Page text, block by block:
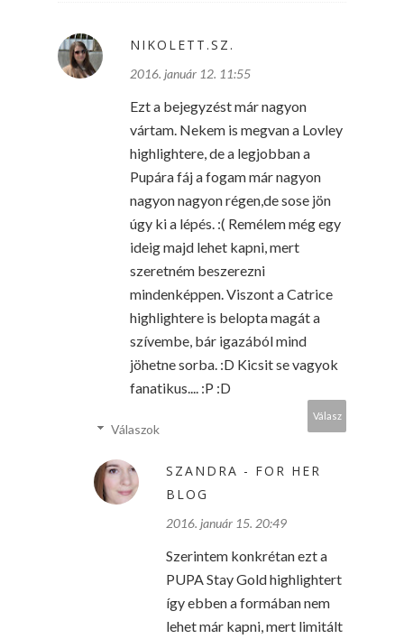
NIKOLETT.SZ.
2016. január 12. 11:55
Ezt a bejegyzést már nagyon
vártam. Nekem is megvan a Lovley
highlightere, de a legjobban a
Pupára fáj a fogam már nagyon
nagyon nagyon régen,de sose jön
úgy ki a lépés. :( Remélem még egy
ideig majd lehet kapni, mert
szeretném beszerezni
mindenképpen. Viszont a Catrice
highlightere is belopta magát a
szívembe, bár igazából mind
jöhetne sorba. :D Kicsit se vagyok
fanatikus.... :P :D
Válasz
Válaszok
SZANDRA - FOR HER
BLOG
2016. január 15. 20:49
Szerintem konkrétan ezt a
PUPA Stay Gold highlightert
így ebben a formában nem
lehet már kapni, mert limitált